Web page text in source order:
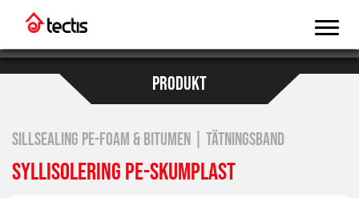
PRODUKT
SILLSEALING PE-FOAM & BITUMEN | TÄTNINGSBAND
SYLLISOLERING PE-SKUMPLAST